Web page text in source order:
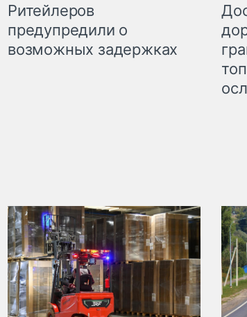
Ритейлеров
предупредили о
возможных задержках